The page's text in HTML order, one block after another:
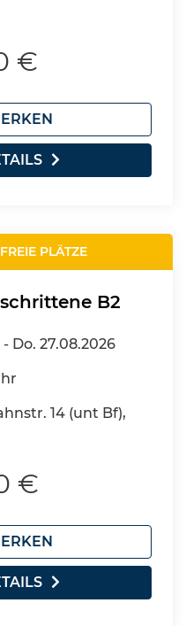
€
FREIE PLÄTZE
B2
- Do. 27.08.2026
14 (unt Bf),
€